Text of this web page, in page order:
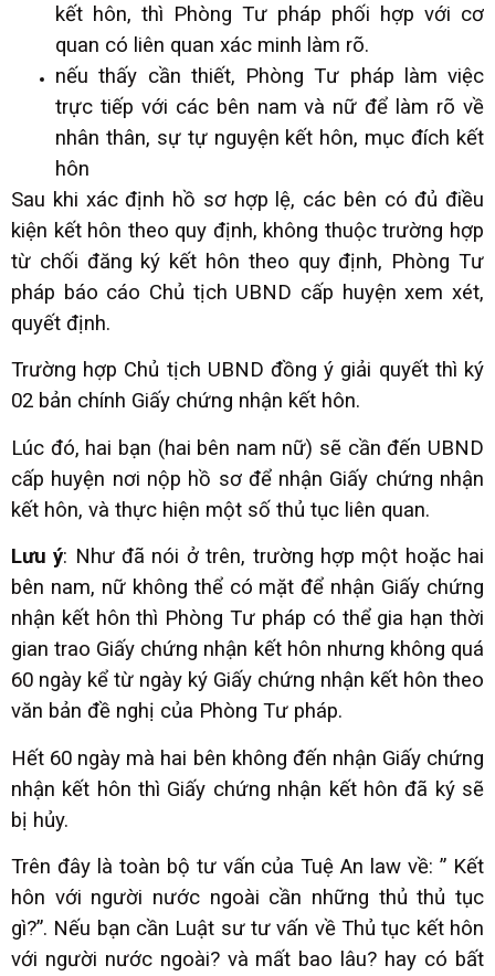
kết hôn, thì Phòng Tư pháp phối hợp với cơ
quan có liên quan xác minh làm rõ.
nếu thấy cần thiết, Phòng Tư pháp làm việc
trực tiếp với các bên nam và nữ để làm rõ về
nhân thân, sự tự nguyện kết hôn, mục đích kết
hôn
Sau khi xác định hồ sơ hợp lệ, các bên có đủ điều
kiện kết hôn theo quy định, không thuộc trường hợp
từ chối đăng ký kết hôn theo quy định, Phòng Tư
pháp báo cáo Chủ tịch UBND cấp huyện xem xét,
quyết định.
Trường hợp Chủ tịch UBND đồng ý giải quyết thì ký
02 bản chính Giấy chứng nhận kết hôn.
Lúc đó, hai bạn (hai bên nam nữ) sẽ cần đến UBND
cấp huyện nơi nộp hồ sơ để nhận Giấy chứng nhận
kết hôn, và thực hiện một số thủ tục liên quan.
Lưu ý: Như đã nói ở trên, trường hợp một hoặc hai
bên nam, nữ không thể có mặt để nhận Giấy chứng
nhận kết hôn thì Phòng Tư pháp có thể gia hạn thời
gian trao Giấy chứng nhận kết hôn nhưng không quá
60 ngày kể từ ngày ký Giấy chứng nhận kết hôn theo
văn bản đề nghị của Phòng Tư pháp.
Hết 60 ngày mà hai bên không đến nhận Giấy chứng
nhận kết hôn thì Giấy chứng nhận kết hôn đã ký sẽ
bị hủy.
Trên đây là toàn bộ tư vấn của Tuệ An law về: ” Kết
hôn với người nước ngoài cần những thủ thủ tục
gì?”. Nếu bạn cần Luật sư tư vấn về Thủ tục kết hôn
với người nước ngoài? và mất bao lâu? hay có bất